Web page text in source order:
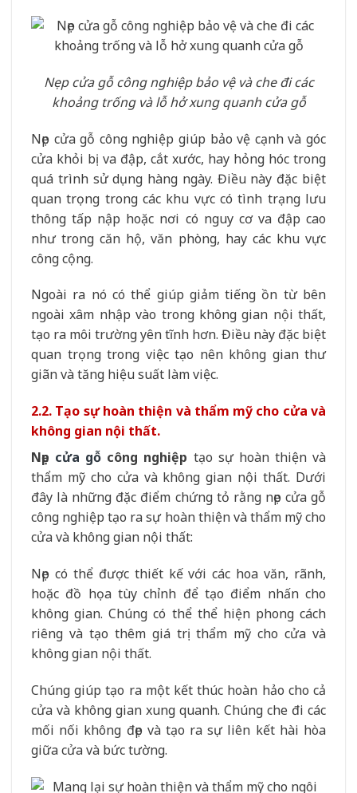
Nẹp cửa gỗ công nghiệp bảo vệ và che đi các
khoảng trống và lỗ hở xung quanh cửa gỗ
Nẹp cửa gỗ công nghiệp giúp bảo vệ cạnh và góc
cửa khỏi bị va đập, cắt xước, hay hỏng hóc trong
quá trình sử dụng hàng ngày. Điều này đặc biệt
quan trọng trong các khu vực có tình trạng lưu
thông tấp nập hoặc nơi có nguy cơ va đập cao
như trong căn hộ, văn phòng, hay các khu vực
công cộng.
Ngoài ra nó có thể giúp giảm tiếng ồn từ bên
ngoài xâm nhập vào trong không gian nội thất,
tạo ra môi trường yên tĩnh hơn. Điều này đặc biệt
quan trọng trong việc tạo nên không gian thư
giãn và tăng hiệu suất làm việc.
2.2. Tạo sự hoàn thiện và thẩm mỹ cho cửa và
không gian nội thất.
Nẹp cửa gỗ công nghiệp tạo sự hoàn thiện và
thẩm mỹ cho cửa và không gian nội thất. Dưới
đây là những đặc điểm chứng tỏ rằng nẹp cửa gỗ
công nghiệp tạo ra sự hoàn thiện và thẩm mỹ cho
cửa và không gian nội thất:
Nẹp có thể được thiết kế với các hoa văn, rãnh,
hoặc đồ họa tùy chỉnh để tạo điểm nhấn cho
không gian. Chúng có thể thể hiện phong cách
riêng và tạo thêm giá trị thẩm mỹ cho cửa và
không gian nội thất.
Chúng giúp tạo ra một kết thúc hoàn hảo cho cả
cửa và không gian xung quanh. Chúng che đi các
mối nối không đẹp và tạo ra sự liên kết hài hòa
giữa cửa và bức tường.